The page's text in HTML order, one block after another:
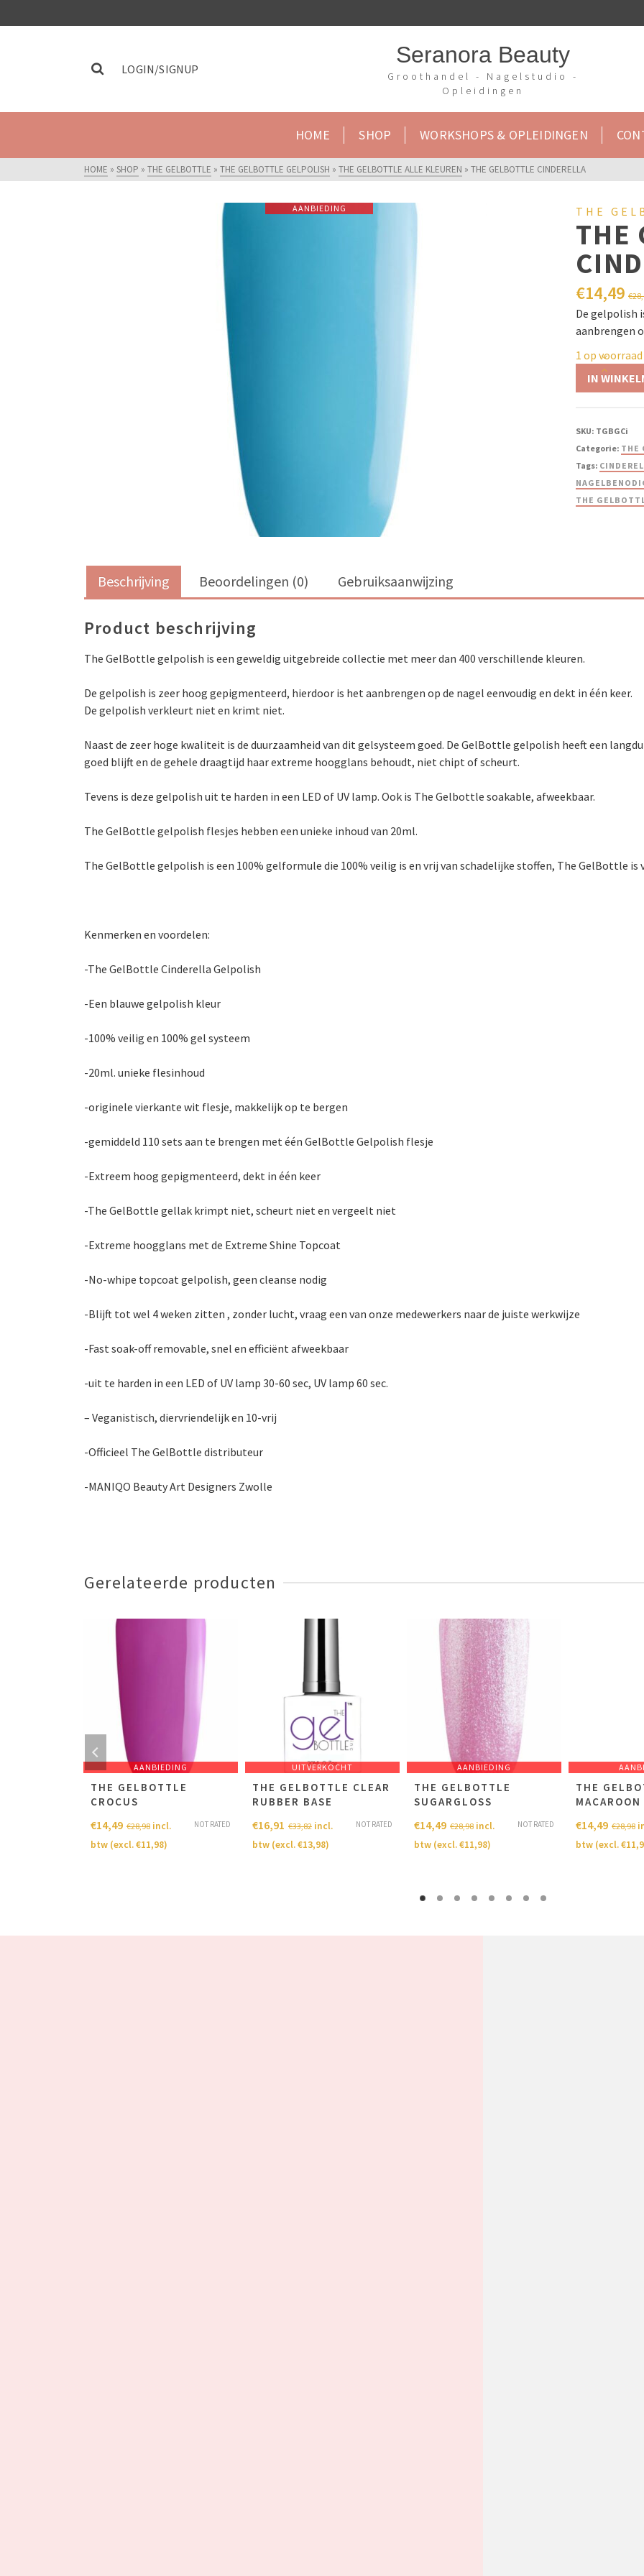
LOGIN/SIGNUP
Seranora Beauty
Groothandel - Nagelstudio -
Opleidingen
HOME SHOP WORKSHOPS & OPLEIDINGEN
HOME » SHOP » THE GELBOTTLE » THE GELBOTTLE GELPOLISH » THE GELBOTTLE ALLE KLEUREN » THE GELBOTTLE CINDERELLA
AANBIEDING THE
THE
€
€14,49
De gelpolish
aanbrengen
1 op voorraad
IN
SKU: TGBGCi
Categorie: THE
Tags:
THE
Beschrijving Beoordelingen (0) Gebruiksaanwijzing
Product beschrijving
The GelBottle gelpolish is een geweldig uitgebreide collectie met meer dan 400 verschillende kleuren.
De gelpolish is zeer hoog gepigmenteerd, hierdoor is het aanbrengen op de nagel eenvoudig en dekt in één keer.
De gelpolish verkleurt niet en krimt niet.
Naast de zeer hoge kwaliteit is de duurzaamheid van dit gelsysteem goed. De GelBottle gelpolish heeft een
goed blijft en de gehele draagtijd haar extreme hoogglans behoudt, niet chipt of scheurt.
Tevens is deze gelpolish uit te harden in een LED of UV lamp. Ook is The Gelbottle soakable, afweekbaar.
The GelBottle gelpolish flesjes hebben een unieke inhoud van 20ml.
The GelBottle gelpolish is een 100% gelformule die 100% veilig is en vrij van schadelijke stoffen, The GelBottle is
Kenmerken en voordelen:
-The GelBottle Cinderella Gelpolish
-Een blauwe gelpolish kleur
-100% veilig en 100% gel systeem
-20ml. unieke flesinhoud
-originele vierkante wit flesje, makkelijk op te bergen
-gemiddeld 110 sets aan te brengen met één GelBottle Gelpolish flesje
-Extreem hoog gepigmenteerd, dekt in één keer
-The GelBottle gellak krimpt niet, scheurt niet en vergeelt niet
-Extreme hoogglans met de Extreme Shine Topcoat
-No-whipe topcoat gelpolish, geen cleanse nodig
-Blijft tot wel 4 weken zitten , zonder lucht, vraag een van onze medewerkers naar de juiste werkwijze
-Fast soak-off removable, snel en efficiënt afweekbaar
-uit te harden in een LED of UV lamp 30-60 sec, UV lamp 60 sec.
– Veganistisch, diervriendelijk en 10-vrij
-Officieel The GelBottle distributeur
-MANIQO Beauty Art Designers Zwolle
Gerelateerde producten
AANBIEDING
THE GELBOTTLE
CROCUS
NOT RATED
€28,98
€14,49
incl.
btw (excl.€11,98)
UITVERKOCHT
THE GELBOTTLE CLEAR
RUBBER BASE
NOT RATED
€33,82
€16,91
incl.
btw (excl.€13,98)
AANBIEDING
THE GELBOTTLE
SUGARGLOSS
NOT RATED
€28,98
€14,49
incl.
btw (excl.€11,98)
THE
MACAROON
€28,98
€14,49
btw (excl.€